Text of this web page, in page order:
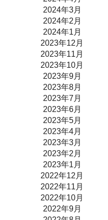
2024年3月
2024年2月
2024年1月
2023年12月
2023年11月
2023年10月
2023年9月
2023年8月
2023年7月
2023年6月
2023年5月
2023年4月
2023年3月
2023年2月
2023年1月
2022年12月
2022年11月
2022年10月
2022年9月